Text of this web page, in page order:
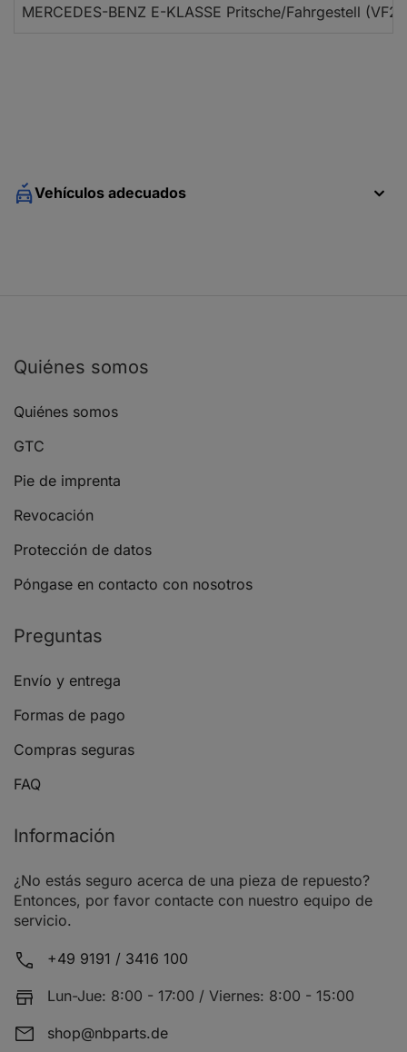
MERCEDES-BENZ E-KLASSE Pritsche/Fahrgestell
MERCEDES-BENZ E-KLASSE T-Model (S210)
Vehículos adecuados
Quiénes somos
Quiénes somos
GTC
Pie de imprenta
Revocación
Protección de datos
Póngase en contacto con nosotros
Preguntas
Envío y entrega
Formas de pago
Compras seguras
FAQ
Información
¿No estás seguro acerca de una pieza de repuesto?
Entonces, por favor contacte con nuestro equipo de
servicio.
+49 9191 / 3416 100
Lun-Jue: 8:00 - 17:00 / Viernes: 8:00 - 15:00
shop@nbparts.de